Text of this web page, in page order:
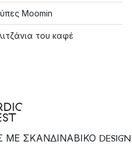
Moomin
του καφέ
ΣΚΑΝΔΙΝΑΒΙΚΟ DESIGN